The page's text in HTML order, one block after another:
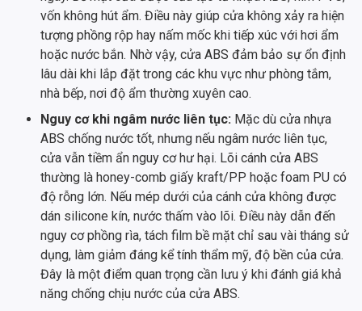
vốn không hút ẩm. Điều này giúp cửa không xảy ra hiện
tượng phồng rộp hay nấm mốc khi tiếp xúc với hơi ẩm
hoặc nước bắn. Nhờ vậy, cửa ABS đảm bảo sự ổn định
lâu dài khi lắp đặt trong các khu vực như phòng tắm,
nhà bếp, nơi độ ẩm thường xuyên cao.
Nguy cơ khi ngâm nước liên tục: Mặc dù cửa nhựa
ABS chống nước tốt, nhưng nếu ngâm nước liên tục,
cửa vẫn tiềm ẩn nguy cơ hư hại. Lõi cánh cửa ABS
thường là honey-comb giấy kraft/PP hoặc foam PU có
độ rỗng lớn. Nếu mép dưới của cánh cửa không được
dán silicone kín, nước thấm vào lõi. Điều này dẫn đến
nguy cơ phồng rìa, tách film bề mặt chỉ sau vài tháng sử
dụng, làm giảm đáng kể tính thẩm mỹ, độ bền của cửa.
Đây là một điểm quan trọng cần lưu ý khi đánh giá khả
năng chống chịu nước của cửa ABS.